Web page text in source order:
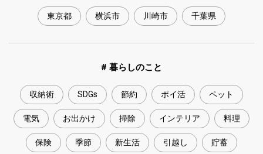
東京都 横浜市 川崎市 千葉県
# 暮らしのこと
収納術 SDGs 節約 ポイ活 ペット
電気 お出かけ 掃除 インテリア 料理
保険 季節 新生活 引越し 貯蓄